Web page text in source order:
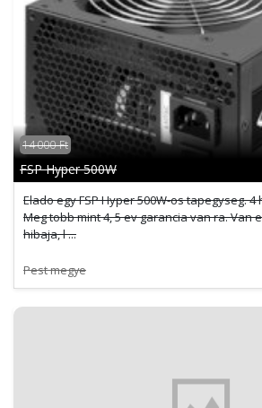
14 000 Ft
FSP Hyper 500W
Elado egy FSP Hyper 500W-os tapegyseg.
Meg tobb mint 4, 5 ev garancia van ra. Van
hibaja, l ...
Pest megye